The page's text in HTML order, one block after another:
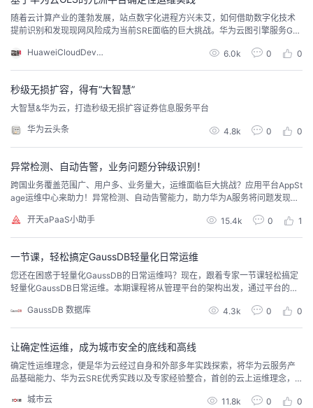
随着云计算产业的蓬勃发展，站点数字化进程方兴未艾，如何借助数字化技术
提前识别和发现现网风险成为当前SRE面临的巨大挑战。华为云图引擎服务GE
分钟级定位定界，构建业界领先的数字化知识图谱，释放数据的潜在价值。
HuaweiCloudDeveloper 6.0k 0 0
秒级无损扩容，得有“大智慧”
大智慧&华为云，打造秒级无损扩容证券信息服务平台
华为云头条 4.8k 0 0
异常检测、自动告警，业务问题分钟级识别！
跨国业务覆盖范围广、用户多、业务量大，运维面临巨大挑战？应用平台AppSt
age运维中心来助力！异常检测、自动告警能力，助力华为A服务将问题发现准
TR！开天aPaaS小助手 15.4k 0 1
一节课，轻松搞定GaussDB轻量化日常运维
您还在困惑于轻量化GaussDB的日常运维吗？现在，跟着专家一节课轻松搞定
轻量化GaussDB日常运维。本期课程将从管理平台的架构出发，通过平台的实
覆盖日常运维操作，带您理解并熟练运用GaussDB运维平台完成运维工作。还
等什么？快跟我们的专家一起来学习~~
GaussDB 数据库 4.3k 0 0
让确定性运维，成为城市安全的底线和高线
确定性运维理念，便是华为云经过自身和外部多年实践探索，将华为云服务产
品基础能力、华为云SRE优秀实践以及专家经验整合，首创的云上运维理念，
城市云
11.8k 0 0